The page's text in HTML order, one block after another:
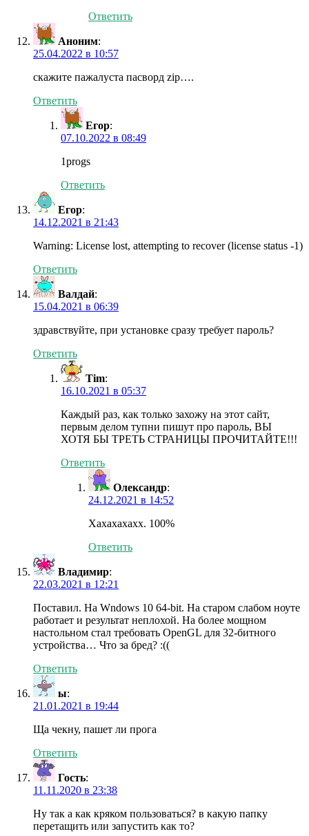
Ответить
Аноним:
25.04.2022 в 10:57
скажите пажалуста пасворд zip….
Ответить
Егор:
07.10.2022 в 08:49
1progs
Ответить
Егор:
14.12.2021 в 21:43
Warning: License lost, attempting to recover (license status -1)
Ответить
Валдай:
15.04.2021 в 06:39
здравствуйте, при установке сразу требует пароль?
Ответить
Tim:
16.10.2021 в 05:37
Каждый раз, как только захожу на этот сайт,
первым делом тупни пишут про пароль, ВЫ
ХОТЯ БЫ ТРЕТЬ СТРАНИЦЫ ПРОЧИТАЙТЕ!!!
Ответить
Олександр:
24.12.2021 в 14:52
Хахахахахх. 100%
Ответить
Владимир:
22.03.2021 в 12:21
Поставил. На Wndows 10 64-bit. На старом слабом ноуте
работает и результат неплохой. На более мощном
настольном стал требовать OpenGL для 32-битного
устройства… Что за бред? :((
Ответить
ы:
21.01.2021 в 19:44
Ща чекну, пашет ли прога
Ответить
Гость:
11.11.2020 в 23:38
Ну так а как кряком пользоваться? в какую папку
перетащить или запустить как то?